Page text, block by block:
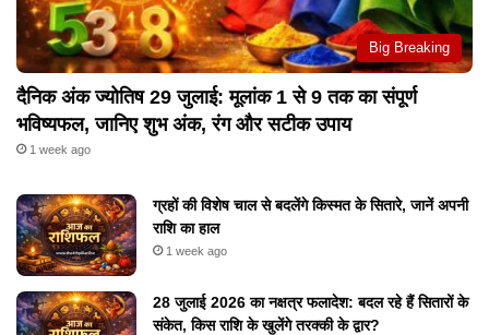
Big Breaking
दैनिक अंक ज्योतिष 29 जुलाई: मूलांक 1 से 9 तक का संपूर्ण
भविष्यफल, जानिए शुभ अंक, रंग और सटीक उपाय
1 week ago
ग्रहों की विशेष चाल से बदलेंगे किस्मत के सितारे, जानें अपनी
राशि का हाल
1 week ago
28 जुलाई 2026 का नक्षत्र फलादेश: बदल रहे हैं सितारों के
संकेत, किस राशि के खुलेंगे तरक्की के द्वार?